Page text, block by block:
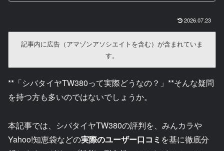
2026.07.23
記事内に広告（アマゾンアソシエイトを含む）が含まれていま
す。
**「シバタイヤTW380って実際どうなの？」**そんな疑問
を持つ方も多いのではないでしょうか。
本記事では、シバタイヤTW380の評判を、みんカラや
Yahoo!知恵袋などの実際のユーザー口コミ を基に徹底分